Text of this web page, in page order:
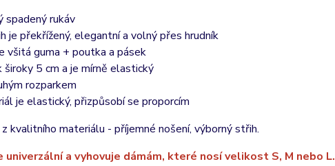
spadený rukáv
je překřížený, elegantní a volný přes hrudník
všitá guma + poutka a pásek
široky 5 cm a je mírně elastický
rozparkem
je elastický, přizpůsobí se proporcím
kvalitního materiálu - příjemné nošení, výborný střih.
a vyhovuje dámám, které nosí velikost S, M nebo L.